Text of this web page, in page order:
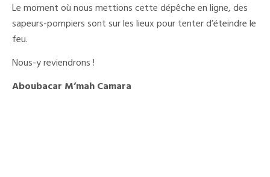
Le moment où nous mettions cette dépêche en ligne, des
sapeurs-pompiers sont sur les lieux pour tenter d’éteindre le
feu.
Nous-y reviendrons !
Aboubacar M’mah Camara